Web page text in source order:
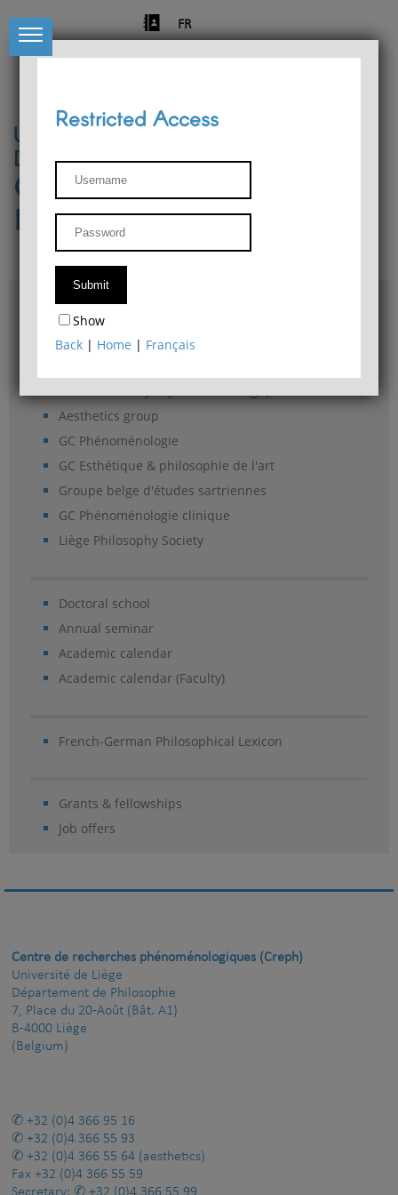
FR
University of Liège
Départment of Philosophy
Center for Phenomenological
Research
Access & maps
Philosophy Department Library
Aesthetics group
GC Phénoménologie
GC Esthétique & philosophie de l'art
Groupe belge d'études sartriennes
GC Phénoménologie clinique
Liège Philosophy Society
Doctoral school
Annual seminar
Academic calendar
Academic calendar (Faculty)
French-German Philosophical Lexicon
Grants & fellowships
Job offers
Restricted Access
Show
Back | Home | Français
Centre de recherches phénoménologiques (Creph)
Université de Liège
Département de Philosophie
7, Place du 20-Août (Bât. A1)
B-4000 Liège
(Belgium)
+32 (0)4 366 95 16
+32 (0)4 366 55 93
+32 (0)4 366 55 64 (aesthetics)
Fax +32 (0)4 366 55 59